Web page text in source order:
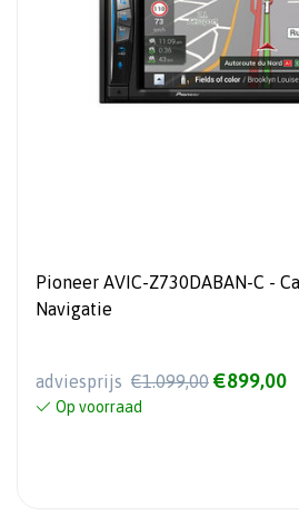
Pioneer AVIC-Z730DABAN-C -
Navigatie
adviesprijs €1.099,00 €899,00
Op voorraad